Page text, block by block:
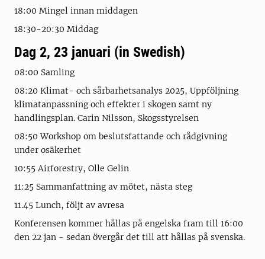
18:00 Mingel innan middagen
18:30-20:30 Middag
Dag 2, 23 januari (in Swedish)
08:00 Samling
08:20 Klimat- och sårbarhetsanalys 2025, Uppföljning
klimatanpassning och effekter i skogen samt ny
handlingsplan. Carin Nilsson, Skogsstyrelsen
08:50 Workshop om beslutsfattande och rådgivning
under osäkerhet
10:55 Airforestry, Olle Gelin
11:25 Sammanfattning av mötet, nästa steg
11.45 Lunch, följt av avresa
Konferensen kommer hållas på engelska fram till 16:00
den 22 jan - sedan övergår det till att hållas på svenska.